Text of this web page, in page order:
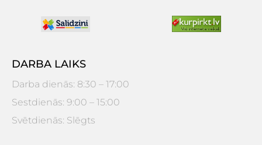
DARBA LAIKS
Darba dienās: 8:30 – 17:00
Sestdienās: 9:00 – 15:00
Svētdienās: Slēgts